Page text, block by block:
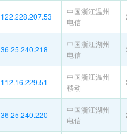
122.228.207.53
中国浙江温州
电信
36.25.240.218
中国浙江湖州
电信
112.16.229.51
中国浙江温州
移动
36.25.240.220
中国浙江湖州
电信